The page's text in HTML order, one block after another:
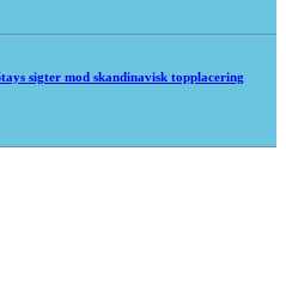
sigter mod skandinavisk topplacering